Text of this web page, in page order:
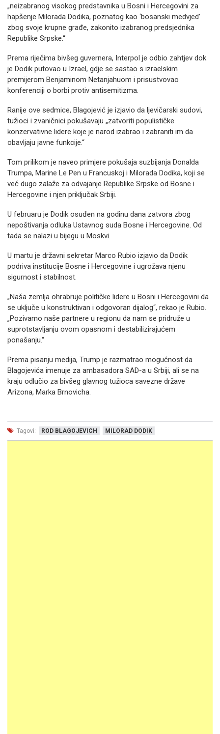
„neizabranog visokog predstavnika u Bosni i Hercegovini za
hapšenje Milorada Dodika, poznatog kao ‘bosanski medvjed’
zbog svoje krupne građe, zakonito izabranog predsjednika
Republike Srpske.“
Prema riječima bivšeg guvernera, Interpol je odbio zahtjev dok
je Dodik putovao u Izrael, gdje se sastao s izraelskim
premijerom Benjaminom Netanjahuom i prisustvovao
konferenciji o borbi protiv antisemitizma.
Ranije ove sedmice, Blagojević je izjavio da ljevičarski sudovi,
tužioci i zvaničnici pokušavaju „zatvoriti populističke
konzervativne lidere koje je narod izabrao i zabraniti im da
obavljaju javne funkcije.“
Tom prilikom je naveo primjere pokušaja suzbijanja Donalda
Trumpa, Marine Le Pen u Francuskoj i Milorada Dodika, koji se
već dugo zalaže za odvajanje Republike Srpske od Bosne i
Hercegovine i njen priključak Srbiji.
U februaru je Dodik osuđen na godinu dana zatvora zbog
nepoštivanja odluka Ustavnog suda Bosne i Hercegovine. Od
tada se nalazi u bijegu u Moskvi.
U martu je državni sekretar Marco Rubio izjavio da Dodik
podriva institucije Bosne i Hercegovine i ugrožava njenu
sigurnost i stabilnost.
„Naša zemlja ohrabruje političke lidere u Bosni i Hercegovini da
se uključe u konstruktivan i odgovoran dijalog“, rekao je Rubio.
„Pozivamo naše partnere u regionu da nam se pridruže u
suprotstavljanju ovom opasnom i destabilizirajućem
ponašanju.“
Prema pisanju medija, Trump je razmatrao mogućnost da
Blagojevića imenuje za ambasadora SAD-a u Srbiji, ali se na
kraju odlučio za bivšeg glavnog tužioca savezne države
Arizona, Marka Brnovicha.
Tagovi: ROD BLAGOJEVICH MILORAD DODIK